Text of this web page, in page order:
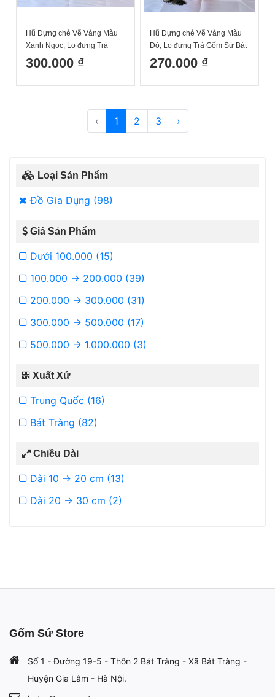
Loại Sản Phẩm
Đồ Gia Dụng (98)
Giá Sản Phẩm
Dưới 100.000 (15)
100.000 -> 200.000 (39)
200.000 -> 300.000 (31)
300.000 -> 500.000 (17)
500.000 -> 1.000.000 (3)
Xuất Xứ
Trung Quốc (16)
Bát Tràng (82)
Chiều Dài
Dài 10 -> 20 cm (13)
Dài 20 -> 30 cm (2)
Hũ Đựng chè Vẽ Vàng Màu
Xanh Ngọc, Lọ đựng Trà
Gốm Sứ Bát Tràng Cao Cấp
300.000 ₫
Hũ Đựng chè Vẽ Vàng Màu
Đỏ, Lọ đựng Trà Gốm Sứ Bát
Tràng Cao Cấp Cao 15
Đường Kính 13
270.000 ₫
‹ 1 2 3 ›
Gốm Sứ Store
Số 1 - Đường 19-5 - Thôn 2 Bát Tràng - Xã Bát Tràng -
Huyện Gia Lâm - Hà Nội.